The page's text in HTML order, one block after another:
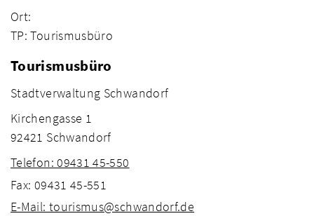
Ort:
TP: Tourismusbüro
Tourismusbüro
Stadtverwaltung Schwandorf
Kirchengasse 1
92421 Schwandorf
Telefon: 09431 45-550
Fax: 09431 45-551
E-Mail: tourismus@schwandorf.de